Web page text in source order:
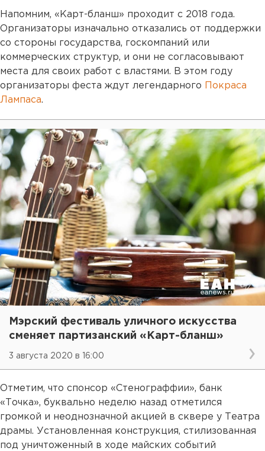
Напомним, «Карт-бланш» проходит с 2018 года.
Организаторы изначально отказались от поддержки
со стороны государства, госкомпаний или
коммерческих структур, и они не согласовывают
места для своих работ с властями. В этом году
организаторы феста ждут легендарного
Покраса
Лампаса.
Мэрский фестиваль уличного искусства
сменяет партизанский «Карт-бланш»
3 августа 2020 в 16:00
Отметим, что спонсор «Стенограффии», банк
«Точка», буквально неделю назад отметился
громкой и неоднозначной акцией в сквере у Театра
драмы. Установленная конструкция, стилизованная
под уничтоженный в ходе майских событий